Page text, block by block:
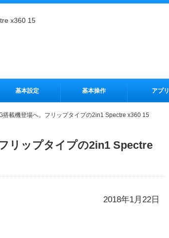
x360 15
基本設定 基本操作 アプリ
搭載機登場へ。フリップタイプの2in1 Spectre x360 15
リップタイプの2in1 Spectre
2018年1月22日